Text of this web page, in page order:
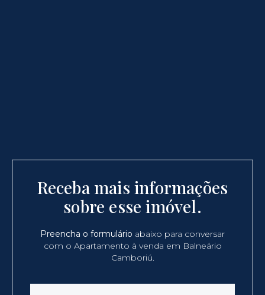
Receba mais informações
sobre esse imóvel.
Preencha o formulário abaixo para conversar
com o Apartamento à venda em Balneário
Camboriú.